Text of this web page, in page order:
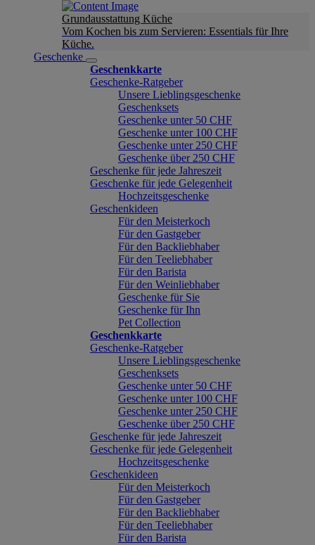
Grundausstattung Küche
Vom Kochen bis zum Servieren: Essentials für Ihre
Küche.
Geschenke
Geschenkkarte
Geschenke-Ratgeber
Unsere Lieblingsgeschenke
Geschenksets
Geschenke unter 50 CHF
Geschenke unter 100 CHF
Geschenke unter 250 CHF
Geschenke über 250 CHF
Geschenke für jede Jahreszeit
Geschenke für jede Gelegenheit
Hochzeitsgeschenke
Geschenkideen
Für den Meisterkoch
Für den Gastgeber
Für den Backliebhaber
Für den Teeliebhaber
Für den Barista
Für den Weinliebhaber
Geschenke für Sie
Geschenke für Ihn
Pet Collection
Geschenkkarte
Geschenke-Ratgeber
Unsere Lieblingsgeschenke
Geschenksets
Geschenke unter 50 CHF
Geschenke unter 100 CHF
Geschenke unter 250 CHF
Geschenke über 250 CHF
Geschenke für jede Jahreszeit
Geschenke für jede Gelegenheit
Hochzeitsgeschenke
Geschenkideen
Für den Meisterkoch
Für den Gastgeber
Für den Backliebhaber
Für den Teeliebhaber
Für den Barista